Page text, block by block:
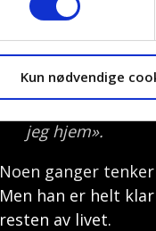
Kun nødvendige
forsto akkurat
Det sto en bil
den i gang. Jeg
og rope at alle
jeg hjem».
Noen ganger
Men han er helt
resten av livet.